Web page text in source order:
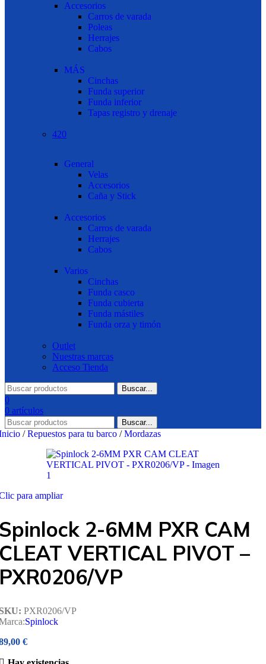
Accesorios
Carros de varada
Poleas
Herrajes
Cabos
MÁS
Cinchas
Funda superior
Funda inferior
Tapas registro y drenaje
420
General
Velas
Accesorios
Caña y Stick
Accesorios
Carros de varada
Herrajes
Cabos
Varios
Cinchas
Funda casco
Funda cubierta
Funda mástiles
Funda orza y timón
Outlet
Nuestras marcas
Acceso Tienda
Buscar...
0
0 artículos
Buscar...
/ Repuestos para tu barco / Mordazas
para ampliar
2-6MM PXR CAM
VERTICAL PIVOT –
VP
PXR0206/VP
Spinlock
€